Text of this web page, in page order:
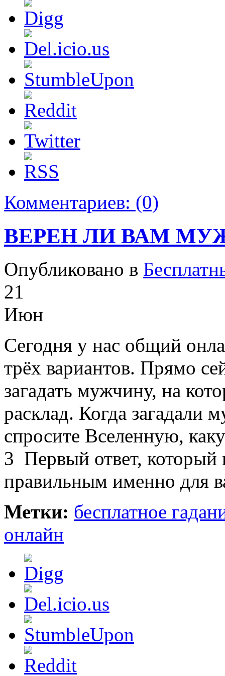
Комментариев: (0)
ВЕРЕН ЛИ ВАМ
Опубликовано в
21
Июн
Сегодня у нас общий
трёх вариантов. Прямо
загадать мужчину, на
расклад. Когда загадали
спросите Вселенную,
3 Первый ответ, который
правильным именно для
Метки: бесплатное
онлайн